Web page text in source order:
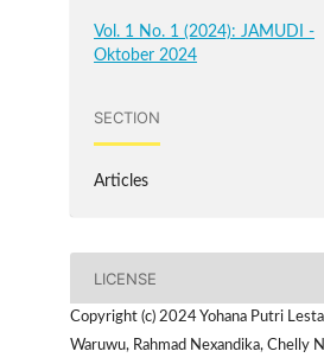
Vol. 1 No. 1 (2024): JAMUDI -
Oktober 2024
SECTION
Articles
LICENSE
Copyright (c) 2024 Yohana Putri
Waruwu, Rahmad Nexandika, Chelly